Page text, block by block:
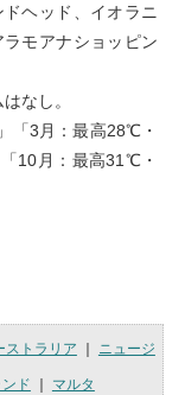
ヘッド、イオラニ
モアナショッピン
なし。
「3月：最高28℃・
10月：最高31℃・
ストラリア ｜ ニュージ
ド ｜ マルタ